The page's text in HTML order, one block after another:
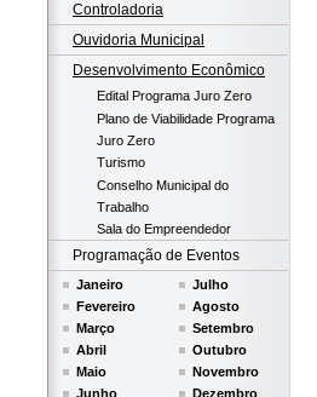
Controladoria
Ouvidoria Municipal
Desenvolvimento Econômico
Edital Programa Juro Zero
Plano de Viabilidade Programa
Juro Zero
Turismo
Conselho Municipal do
Trabalho
Sala do Empreendedor
Programação de Eventos
Janeiro
Fevereiro
Março
Abril
Maio
Junho
Julho
Agosto
Setembro
Outubro
Novembro
Dezembro